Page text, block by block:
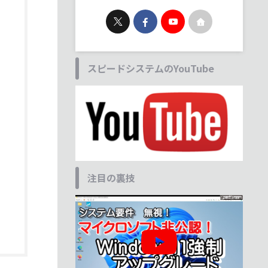
スピードシステムのYouTube
注目の裏技